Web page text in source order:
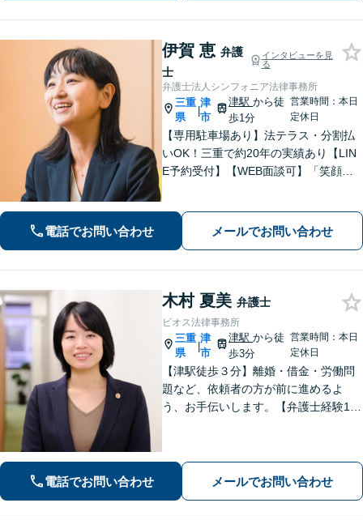
伊賀 恵 弁護
士
インタビューを見
る
弁護士法人シンフォニア法律事務所
三重
県
|
津
市
津駅から徒
歩1分
営業時間：本日
定休日
【専用駐車場あり】法テラス・分割払
いOK！三重で約20年の実績あり【LIN
E予約受付】【WEB面談可】「笑顔に
性別・年代問わず実績豊富【借金】家
計全体を見直すプランをご提案
電話でお問い合わせ メールでお問い合わせ
木村 夏美 弁護士
ビオス法律事務所
三重
県
|
津
市
津駅から徒
歩3分
営業時間：本日
定休日
【津駅徒歩３分】離婚・借金・労働問
題など、依頼者の方が前に進めるよ
う、お手伝いします。【弁護士経験10
にご相談ください。
電話でお問い合わせ メールでお問い合わせ